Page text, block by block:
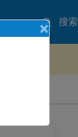
搜索
×